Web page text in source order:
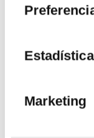
Estadística
Marketing